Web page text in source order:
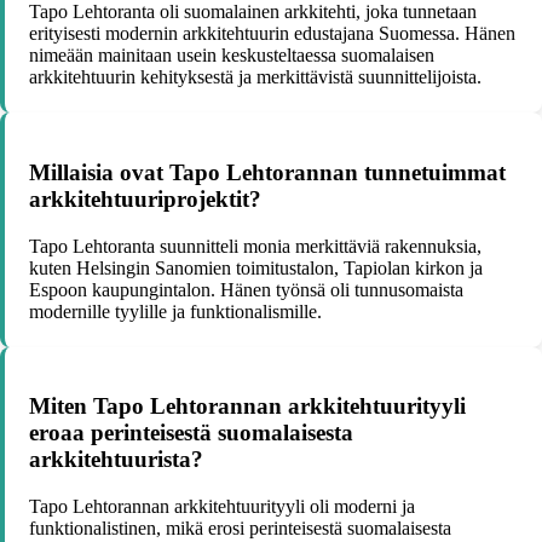
Tapo Lehtoranta oli suomalainen arkkitehti, joka tunnetaan
erityisesti modernin arkkitehtuurin edustajana Suomessa. Hänen
nimeään mainitaan usein keskusteltaessa suomalaisen
arkkitehtuurin kehityksestä ja merkittävistä suunnittelijoista.
Millaisia ovat Tapo Lehtorannan tunnetuimmat
arkkitehtuuriprojektit?
Tapo Lehtoranta suunnitteli monia merkittäviä rakennuksia,
kuten Helsingin Sanomien toimitustalon, Tapiolan kirkon ja
Espoon kaupungintalon. Hänen työnsä oli tunnusomaista
modernille tyylille ja funktionalismille.
Miten Tapo Lehtorannan arkkitehtuurityyli
eroaa perinteisestä suomalaisesta
arkkitehtuurista?
Tapo Lehtorannan arkkitehtuurityyli oli moderni ja
funktionalistinen, mikä erosi perinteisestä suomalaisesta